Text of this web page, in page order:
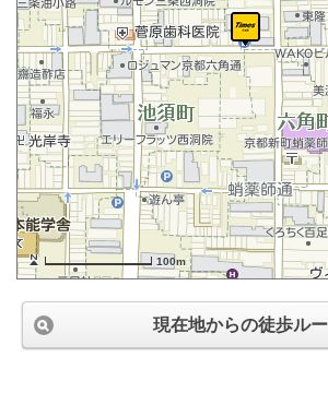
100m
現在地からの徒歩ル